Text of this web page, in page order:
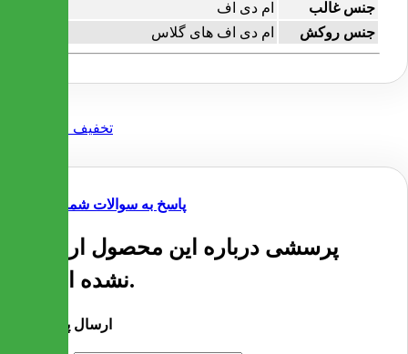
جنس غالب
ام دی اف
جنس روکش
ام دی اف های گلاس
پاسخ به سوالات شما
پرسشی درباره این محصول ارسال
نشده است.
ارسال پرسش